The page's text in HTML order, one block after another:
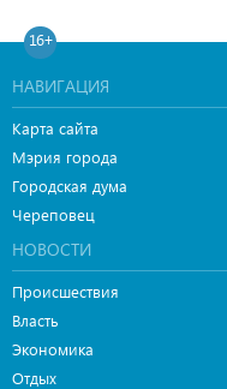
16+
НАВИГАЦИЯ
Карта сайта
Мэрия города
Городская дума
Череповец
НОВОСТИ
Происшествия
Власть
Экономика
Отдых